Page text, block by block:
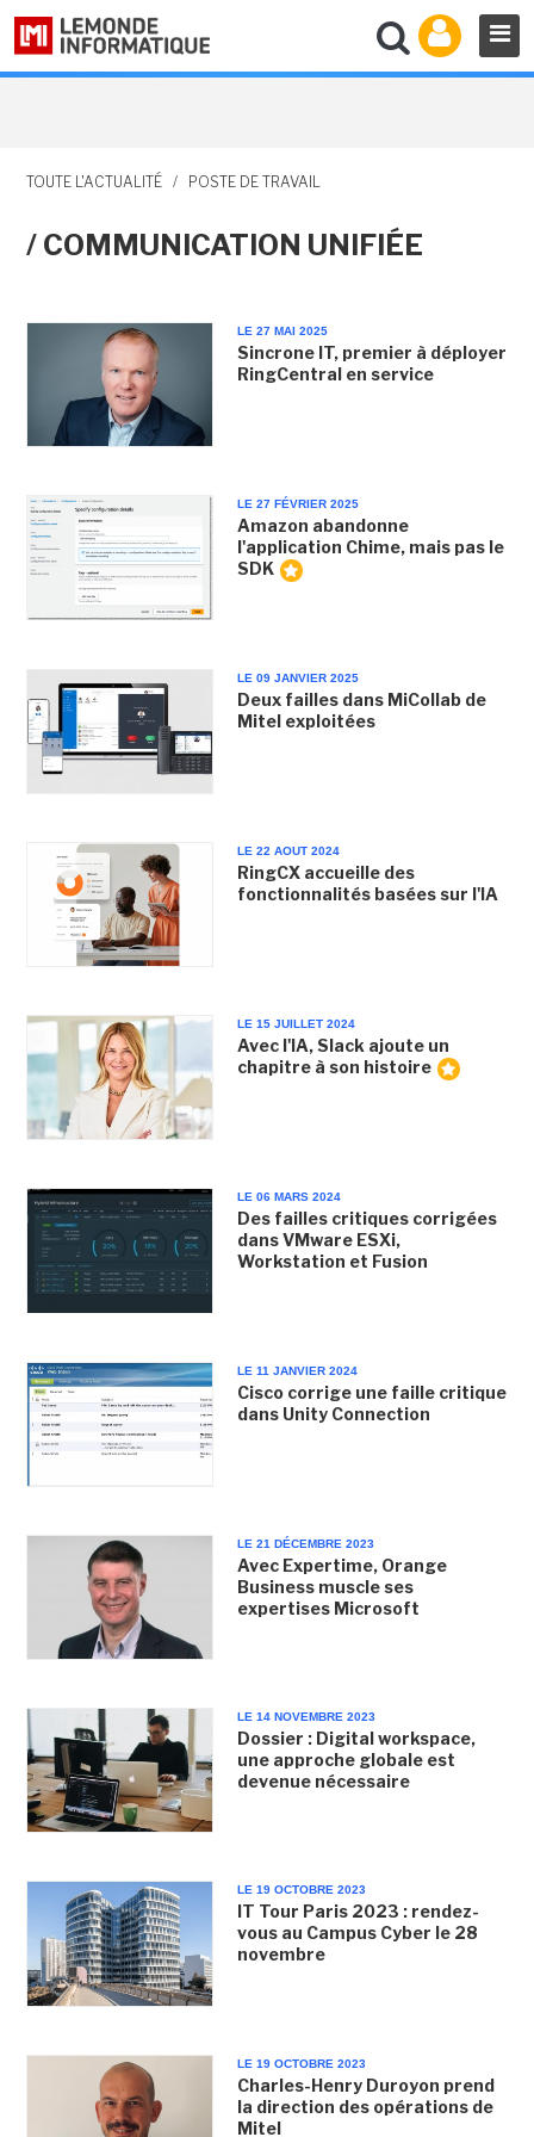
TOUTE L'ACTUALITÉ / POSTE DE TRAVAIL
/ COMMUNICATION UNIFIÉE
LE 27 MAI 2025
Sincrone IT, premier à déployer
RingCentral en service
LE 27 FÉVRIER 2025
Amazon abandonne
l'application Chime, mais pas le
SDK
LE 09 JANVIER 2025
Deux failles dans MiCollab de
Mitel exploitées
LE 22 AOUT 2024
RingCX accueille des
fonctionnalités basées sur l'IA
LE 15 JUILLET 2024
Avec l'IA, Slack ajoute un
chapitre à son histoire
LE 06 MARS 2024
Des failles critiques corrigées
dans VMware ESXi,
Workstation et Fusion
LE 11 JANVIER 2024
Cisco corrige une faille critique
dans Unity Connection
LE 21 DÉCEMBRE 2023
Avec Expertime, Orange
Business muscle ses
expertises Microsoft
LE 14 NOVEMBRE 2023
Dossier : Digital workspace,
une approche globale est
devenue nécessaire
LE 19 OCTOBRE 2023
IT Tour Paris 2023 : rendez-
vous au Campus Cyber le 28
novembre
LE 19 OCTOBRE 2023
Charles-Henry Duroyon prend
la direction des opérations de
Mitel